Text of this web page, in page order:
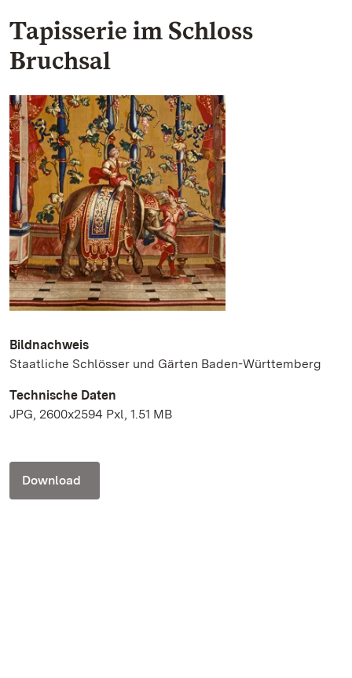
Tapisserie im Schloss
Bruchsal
Bildnachweis
Staatliche Schlösser und Gärten Baden-Württemberg
Technische Daten
JPG, 2600x2594 Pxl, 1.51 MB
Download